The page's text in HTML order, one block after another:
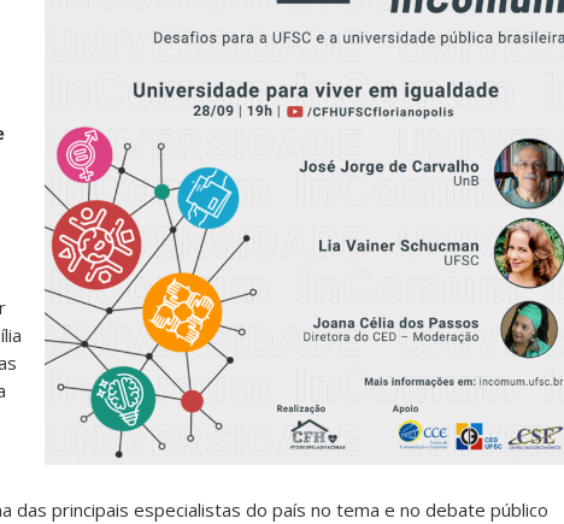
das principais especialistas do país no tema e no debate público